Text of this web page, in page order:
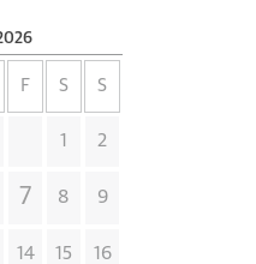
F S S
1 2
7 8 9
14 15 16